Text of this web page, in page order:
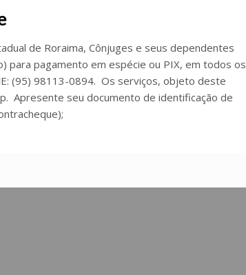
de Roraima, Cônjuges e seus dependentes
para pagamento em espécie ou PIX, em todos os
(95) 98113-0894. Os serviços, objeto deste
Apresente seu documento de identificação de